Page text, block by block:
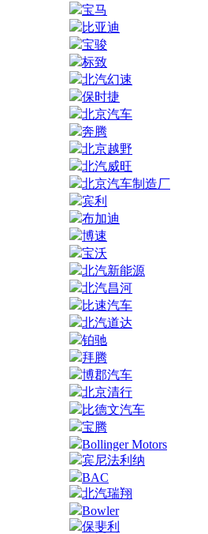
宝马
比亚迪
宝骏
标致
北汽幻速
保时捷
北京汽车
奔腾
北京越野
北汽威旺
北京汽车制造厂
宾利
布加迪
博速
宝沃
北汽新能源
北汽昌河
比速汽车
北汽道达
铂驰
拜腾
博郡汽车
北京清行
比德文汽车
宝腾
Bollinger Motors
宾尼法利纳
BAC
北汽瑞翔
Bowler
保斐利